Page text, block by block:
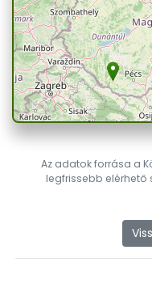
Az adatok forrása a
legfrissebb elérhető